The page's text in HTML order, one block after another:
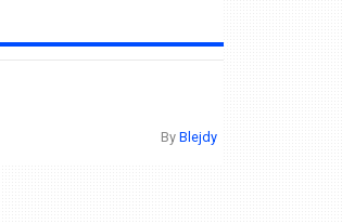
By Blejdy